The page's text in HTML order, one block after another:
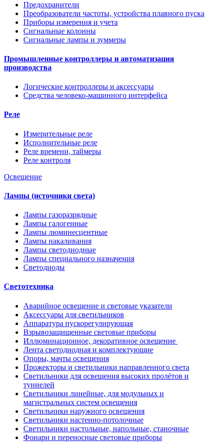
Предохранители
Преобразователи частоты, устройства плавного пуска
Приборы измерения и учета
Сигнальные колонны
Сигнальные лампы и зуммеры
Промышленные контроллеры и автоматизация
производства
Логические контроллеры и аксессуары
Средства человеко-машинного интерфейса
Реле
Измерительные реле
Исполнительные реле
Реле времени, таймеры
Реле контроля
Освещение
Лампы (источники света)
Лампы газоразрядные
Лампы галогенные
Лампы люминесцентные
Лампы накаливания
Лампы светодиодные
Лампы специального назначения
Светодиоды
Светотехника
Аварийное освещение и световые указатели
Аксессуары для светильников
Аппаратура пускорегулирующая
Взрывозащищенные световые приборы
Иллюминационное, декоративное освещение
Лента светодиодная и комплектующие
Опоры, мачты освещения
Прожекторы и светильники направленного света
Светильники для освещения высоких пролётов и
туннелей
Светильники линейные, для модульных и
магистральных систем освещения
Светильники наружного освещения
Светильники настенно-потолочные
Светильники настольные, напольные, станочные
Фонари и переносные световые приборы